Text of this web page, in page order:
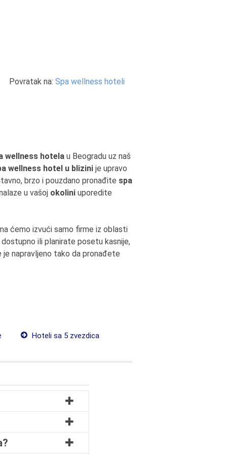
Povratak na: Spa wellness hoteli
wellness hotela u Beogradu uz naš
wellness hotel u blizini je upravo
brzo i pouzdano pronađite spa
u vašoj okolini uporedite
ćemo izvući samo firme iz oblasti
ili planirate posetu kasnije,
je napravljeno tako da pronađete
Hoteli sa 5 zvezdica